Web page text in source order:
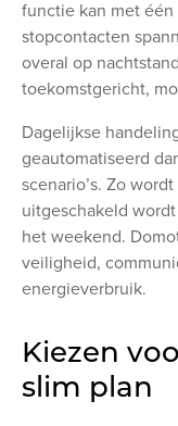
functie kan met
stopcontacten
overal op
toekomstgericht,
Dagelijkse
geautomatiseerd
scenario’s. Zo
uitgeschakeld
het weekend.
veiligheid,
energieverbruik.
Kiezen
slim plan